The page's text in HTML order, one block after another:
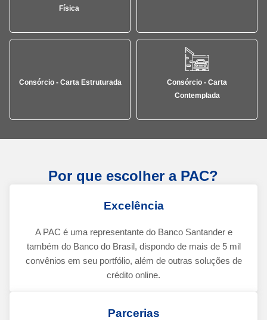
Física
Consórcio - Carta Estruturada
Consórcio - Carta
Contemplada
Por que escolher a PAC?
Excelência
A PAC é uma representante do Banco Santander e
também do Banco do Brasil, dispondo de mais de 5 mil
convênios em seu portfólio, além de outras soluções de
crédito online.
Parcerias